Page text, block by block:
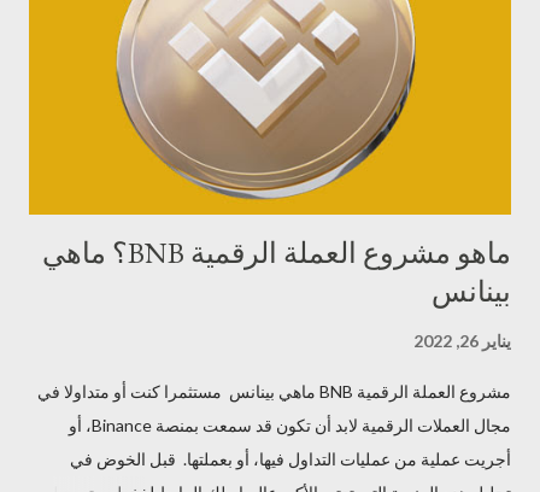
ضمن إطار محفّز. - مستودع مفتوح المصدر للذكاء الآلي، قابل للوصول
لأي شخص في أي مكان، مما يخلق الظروف للابتكار المفتوح والغير
مشروط . عملة TAO Bittensor هو منصة رائدة تقف عند تقاطع
تكنولوجيا البلوكشين وتعلم الآلة. صُممت كشبكة لامركزية تُغ...
ماهو مشروع العملة الرقمية BNB؟ ماهي
بينانس
يناير 26, 2022
مشروع العملة الرقمية BNB ماهي بينانس مستثمرا كنت أو متداولا في
مجال العملات الرقمية لابد أن تكون قد سمعت بمنصة Binance، أو
أجريت عملية من عمليات التداول فيها، أو بعملتها. قبل الخوض في